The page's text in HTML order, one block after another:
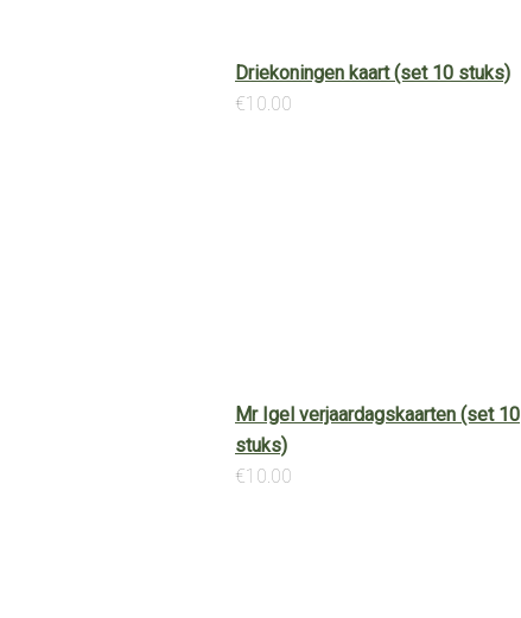
Driekoningen kaart (set 10 stuks)
€10.00
Mr Igel verjaardagskaarten (set 10
stuks)
€10.00